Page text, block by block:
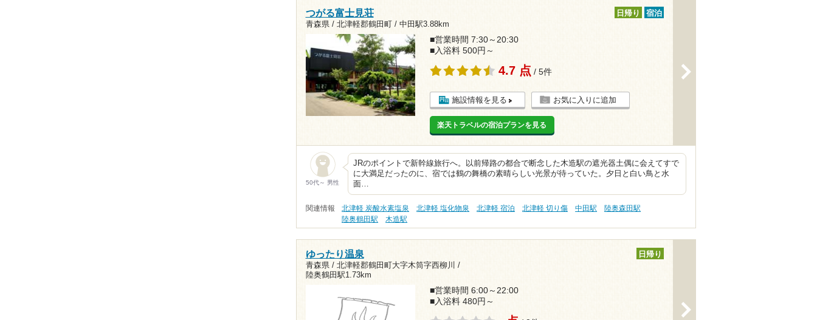
つがる富士見荘
青森県 / 北津軽郡鶴田町 / 中田駅3.88km
日帰り 宿泊
■営業時間 7:30～20:30
■入浴料 500円～
4.7 点 / 5件
施設情報を見る お気に入りに追加
楽天トラベルの宿泊プランを見る
50代～ 男性
JRのポイントで新幹線旅行へ。以前帰路の都合で断念した木造駅の遮光器土偶に会えてすで
に大満足だったのに、宿では鶴の舞橋の素晴らしい光景が待っていた。夕日と白い鳥と水
面…
関連情報 北津軽 炭酸水素塩泉 北津軽 塩化物泉 北津軽 宿泊 北津軽 切り傷 中田駅
陸奥森田駅
陸奥鶴田駅
木造駅
ゆったり温泉
青森県 / 北津軽郡鶴田町大字木筒字西柳川 /
陸奥鶴田駅1.73km
日帰り
■営業時間 6:00～22:00
■入浴料 480円～